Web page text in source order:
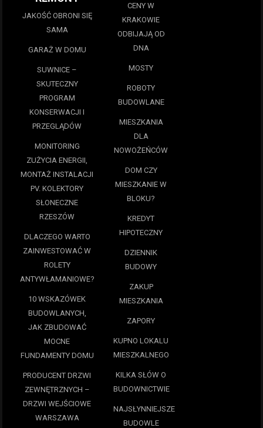
JAKOŚĆ OBRONI SIĘ
SAMA
GARAŻ W DOMU
SUWNICE –
SKUTECZNY
PROGRAM
KONSERWACJI I
PRZEGLĄDÓW
MONITORING
ZUŻYCIA ENERGII,
MONTAŻ INSTALACJI
PV. KOLEKTORY
SŁONECZNE
RZESZÓW
DLACZEGO WARTO
ZAINWESTOWAĆ W
ROLETY
ANTYWŁAMANIOWE?
10 WSKAZÓWEK
BUDOWLANYCH,
JAK ZBUDOWAĆ
MOCNE
FUNDAMENTY DOMU
PRODUCENT DRZWI
ZEWNĘTRZNYCH –
DRZWI WEJŚCIOWE
WARSZAWA
CENY W
KRAKOWIE
ODBIJAJĄ OD
DNA
MOSTY
ROBOTY
BUDOWLANE
MIESZKANIA
DLA
NOWOŻEŃCÓW
DOM CZY
MIESZKANIE W
BLOKU?
KREDYT
HIPOTECZNY
DZIENNIK
BUDOWY
ZAKUP
MIESZKANIA
ZAPORY
KUPNO LOKALU
MIESZKALNEGO
KILKA SŁÓW O
BUDOWNICTWIE
NAJSŁYNNIEJSZE
BUDOWLE